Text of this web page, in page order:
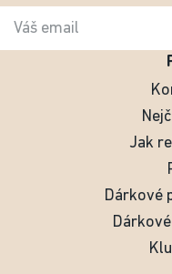
Jak
Dárkové